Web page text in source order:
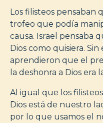
Los filisteos pensaban
trofeo que podía
causa. Israel pensaba
Dios como quisiera.
aprendieron que el
la deshonra a Dios era
Al igual que los
Dios está de nuestro
por lo que usamos el